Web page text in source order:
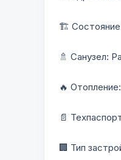
🏗
🚿 Санузел:
🔥
📄
🏢 Тип